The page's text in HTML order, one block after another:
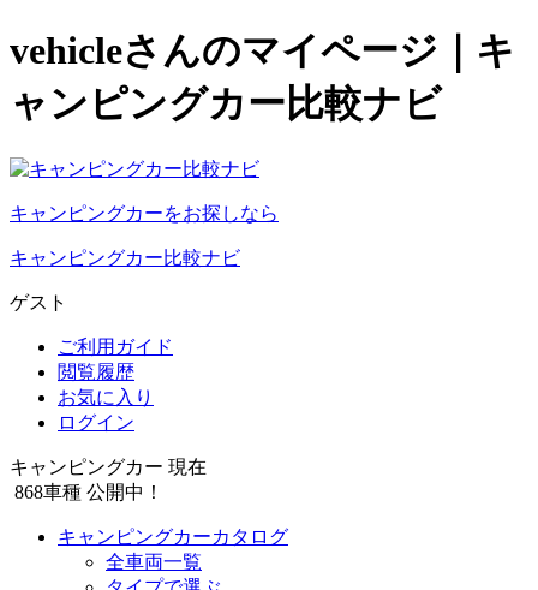
vehicleさんのマイページ｜キ
ャンピングカー比較ナビ
キャンピングカーをお探しなら
キャンピングカー比較ナビ
ゲスト
ご利用ガイド
閲覧履歴
お気に入り
ログイン
キャンピングカー 現在
868車種 公開中！
キャンピングカーカタログ
全車両一覧